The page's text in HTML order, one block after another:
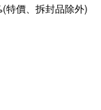
特價、拆封品除外)